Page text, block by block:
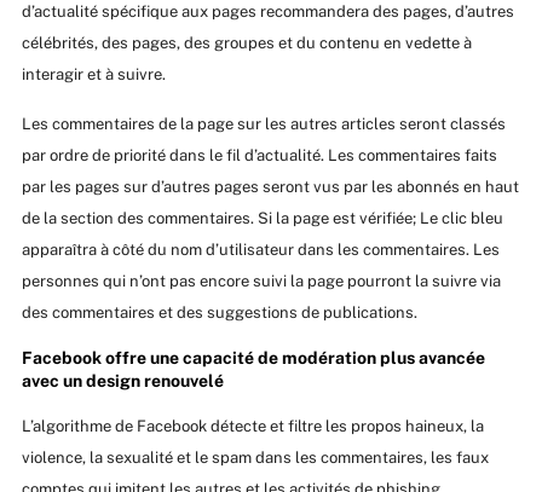
d’actualité spécifique aux pages recommandera des pages, d’autres
célébrités, des pages, des groupes et du contenu en vedette à
interagir et à suivre.
Les commentaires de la page sur les autres articles seront classés
par ordre de priorité dans le fil d’actualité. Les commentaires faits
par les pages sur d’autres pages seront vus par les abonnés en haut
de la section des commentaires. Si la page est vérifiée; Le clic bleu
apparaîtra à côté du nom d’utilisateur dans les commentaires. Les
personnes qui n’ont pas encore suivi la page pourront la suivre via
des commentaires et des suggestions de publications.
Facebook offre une capacité de modération plus avancée
avec un design renouvelé
L’algorithme de Facebook détecte et filtre les propos haineux, la
violence, la sexualité et le spam dans les commentaires, les faux